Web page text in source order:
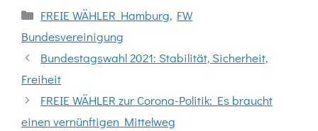
Kategorien
FREIE WÄHLER Hamburg, FW
Bundesvereinigung
Bundestagswahl 2021: Stabilität, Sicherheit,
Freiheit
FREIE WÄHLER zur Corona-Politik: Es braucht
einen vernünftigen Mittelweg